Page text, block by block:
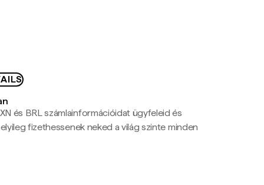
és BRL számlainformációidat ügyfeleid és
fizethessenek neked a világ szinte minden